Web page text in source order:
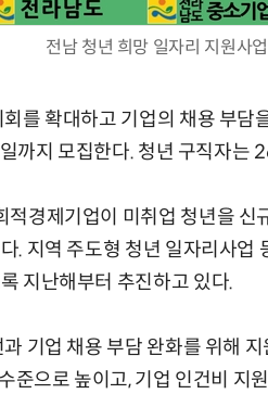
전남 청년 희망 일자리 지원사
를 확대하고 기업의 채용 부
까지 모집한다. 청년 구직자는
적경제기업이 미취업 청년을 신
. 지역 주도형 청년 일자리사업
지난해부터 추진하고 있다.
기업 채용 부담 완화를 위해
으로 높이고, 기업 인건비 지